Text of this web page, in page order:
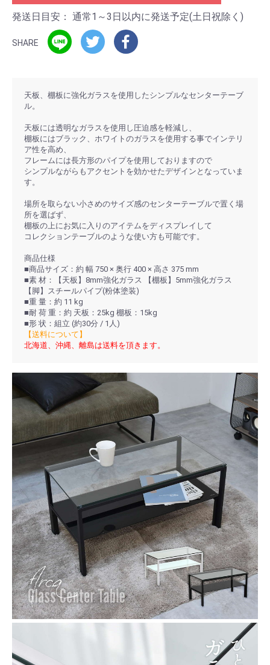
発送日目安： 通常1～3日以内に発送予定(土日祝除く)
SHARE
天板、棚板に強化ガラスを使用したシンプルなセンターテーブ
ル。
天板には透明なガラスを使用し圧迫感を軽減し、
棚板にはブラック、ホワイトのガラスを使用する事でインテリ
ア性を高め、
フレームには長方形のパイプを使用しておりますので
シンプルながらもアクセントを効かせたデザインとなっていま
す。
場所を取らない小さめのサイズ感のセンターテーブルで置く場
所を選ばず、
棚板の上にお気に入りのアイテムをディスプレイして
コレクションテーブルのような使い方も可能です。
商品仕様
■商品サイズ：約 幅 750 × 奥行 400 × 高さ 375 mm
■素 材：【天板】8mm強化ガラス 【棚板】5mm強化ガラス
【脚】スチールパイプ(粉体塗装)
■重 量：約 11 kg
■耐 荷 重：約 天板：25kg 棚板：15kg
■形 状：組立 (約30分 / 1人)
【送料について】
北海道、沖縄、離島は送料を頂きます。